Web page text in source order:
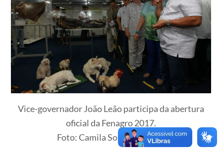
Vice-governador João Leão participa da abertura
oficial da Fenagro 2017.
Foto: Camila Souza/GOVBA